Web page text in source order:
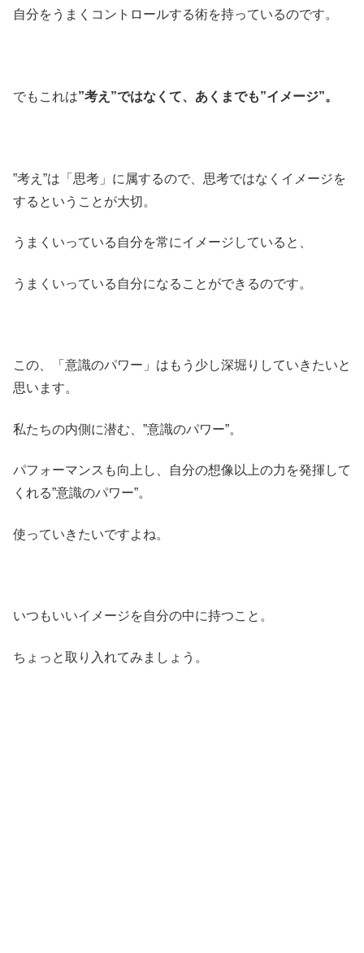
自分をうまくコントロールする術を持っているのです。
でもこれは”考え”ではなくて、あくまでも”イメージ”。
”考え”は「思考」に属するので、思考ではなくイメージを
するということが大切。
うまくいっている自分を常にイメージしていると、
うまくいっている自分になることができるのです。
この、「意識のパワー」はもう少し深堀りしていきたいと
思います。
私たちの内側に潜む、”意識のパワー”。
パフォーマンスも向上し、自分の想像以上の力を発揮して
くれる”意識のパワー”。
使っていきたいですよね。
いつもいいイメージを自分の中に持つこと。
ちょっと取り入れてみましょう。